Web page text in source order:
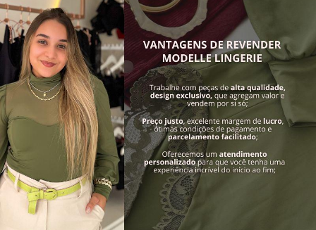
ROBES
TODOS DE PAGA POUCO MODELLE
TODOS DE PIJAMAS | ROBES